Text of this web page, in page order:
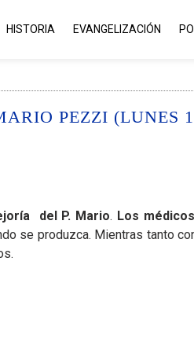
HISTORIA EVANGELIZACIÓN
PEZZI (LUNES
del P. Mario. Los
se produzca. Mientras tanto